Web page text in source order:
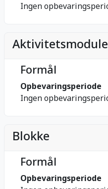
Ingen
Formål
Opbevaringsperiode
Ingen
Blokke
Formål
Opbevaringsperiode